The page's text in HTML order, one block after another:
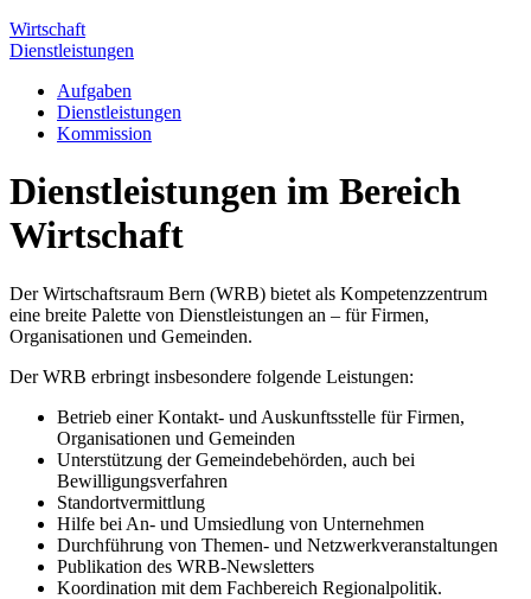
Wirtschaft
Dienstleistungen
Aufgaben
Dienstleistungen
Kommission
Dienstleistungen im Bereich
Wirtschaft
Der Wirtschaftsraum Bern (WRB) bietet als Kompetenzzentrum
eine breite Palette von Dienstleistungen an – für Firmen,
Organisationen und Gemeinden.
Der WRB erbringt insbesondere folgende Leistungen:
Betrieb einer Kontakt- und Auskunftsstelle für Firmen,
Organisationen und Gemeinden
Unterstützung der Gemeindebehörden, auch bei
Bewilligungsverfahren
Standortvermittlung
Hilfe bei An- und Umsiedlung von Unternehmen
Durchführung von Themen- und Netzwerkveranstaltungen
Publikation des WRB-Newsletters
Koordination mit dem Fachbereich Regionalpolitik.